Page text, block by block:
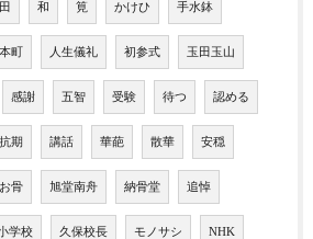
和 筧 かけひ 手水鉢
本町 人生儀礼 初参式 玉田玉山
感謝 五智 受験 待つ 認める
期 講話 華葩 散華 安穏
お骨 旭堂南舟 納骨堂 追悼
学校 久保校長 モノサシ NHK